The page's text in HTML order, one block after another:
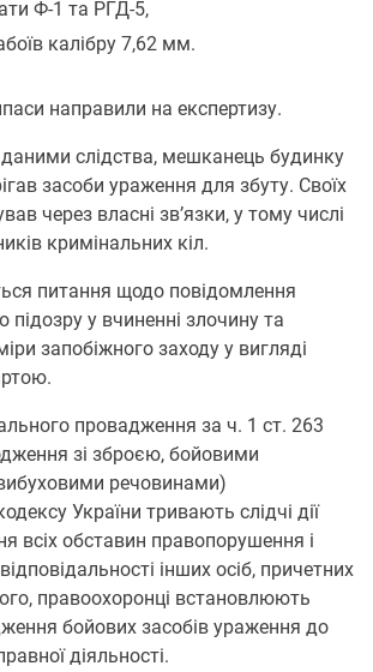
Ф-1 та РГД-5,
калібру 7,62 мм.
направили на експертизу.
слідства, мешканець будинку
засоби ураження для збуту. Своїх
через власні зв’язки, у тому числі
кримінальних кіл.
питання щодо повідомлення
у вчиненні злочину та
запобіжного заходу у вигляді
провадження за ч. 1 ст. 263
зі зброєю, бойовими
речовинами)
України тривають слідчі дії
всіх обставин правопорушення і
інших осіб, причетних
правоохоронці встановлюють
бойових засобів ураження до
діяльності.